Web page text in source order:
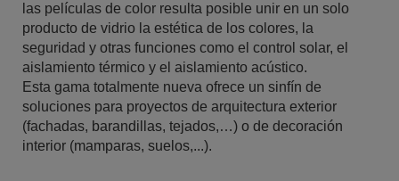
las películas de color resulta posible unir en un solo
producto de vidrio la estética de los colores, la
seguridad y otras funciones como el control solar, el
aislamiento térmico y el aislamiento acústico.
Esta gama totalmente nueva ofrece un sinfín de
soluciones para proyectos de arquitectura exterior
(fachadas, barandillas, tejados,…) o de decoración
interior (mamparas, suelos,...).